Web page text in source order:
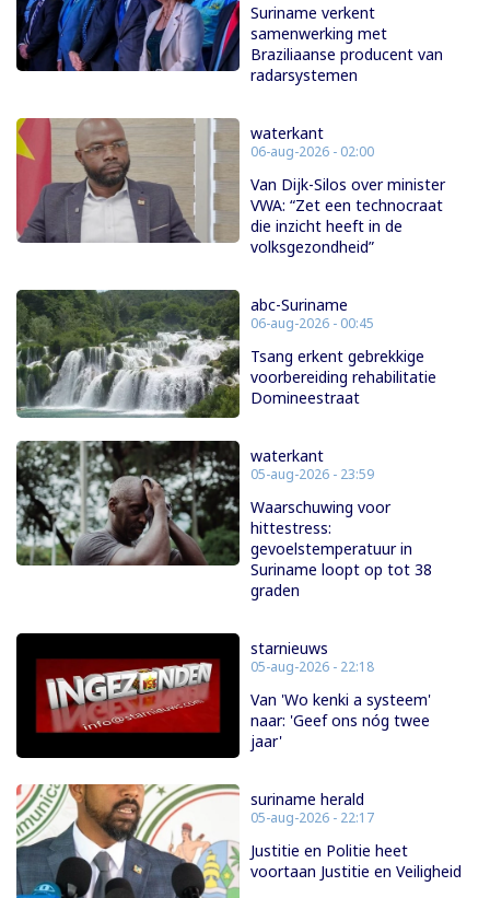
Suriname verkent
samenwerking met
Braziliaanse producent van
radarsystemen
waterkant
06-aug-2026 - 02:00
Van Dijk-Silos over minister
VWA: “Zet een technocraat
die inzicht heeft in de
volksgezondheid”
abc-Suriname
06-aug-2026 - 00:45
Tsang erkent gebrekkige
voorbereiding rehabilitatie
Domineestraat
waterkant
05-aug-2026 - 23:59
Waarschuwing voor
hittestress:
gevoelstemperatuur in
Suriname loopt op tot 38
graden
starnieuws
05-aug-2026 - 22:18
Van 'Wo kenki a systeem'
naar: 'Geef ons nóg twee
jaar'
suriname herald
05-aug-2026 - 22:17
Justitie en Politie heet
voortaan Justitie en Veiligheid